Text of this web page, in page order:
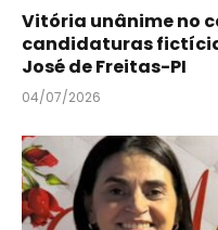
Vitória unânime no
candidaturas
José de Freitas-PI
04/07/2026